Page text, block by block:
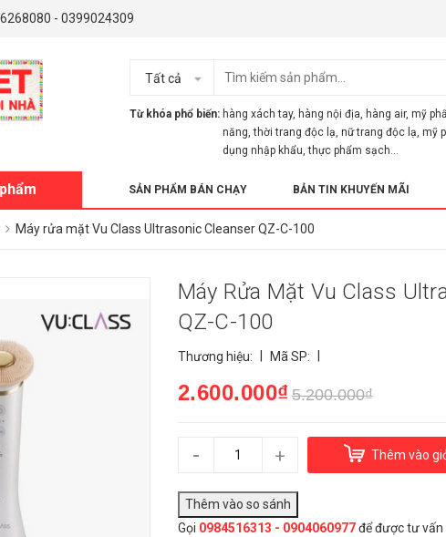
- 0399024309
Tất cả
Từ khóa phổ biến: hàng xách tay, hàng nội địa, hàng air, mỹ
năng,thời trang độc lạ, nữ trang độc lạ, mỹ
dụng nhập khẩu,thực phẩm sạch...
SẢN PHẨM BÁN CHẠY BẢN TIN KHUYẾN MÃI
Máy rửa mặt Vu Class Ultrasonic Cleanser QZ-C-100
Máy Rửa Mặt Vu Class
QZ-C-100
Thương hiệu: Mã SP:
2.600.000₫5.200.000₫
- + Thêm vào
Gọi 0984516313 - 0904060977để được tư vấn
2.600.000₫
Đây là giải pháp trải nghiệm phát triển bởi